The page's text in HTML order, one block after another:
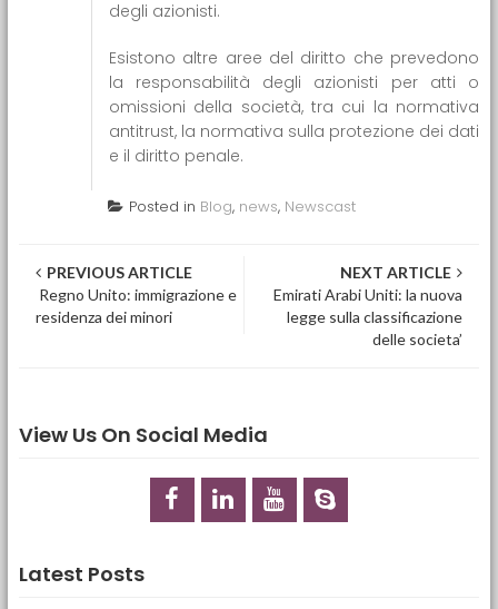
degli azionisti.
Esistono altre aree del diritto che prevedono
la responsabilità degli azionisti per atti o
omissioni della società, tra cui la normativa
antitrust, la normativa sulla protezione dei dati
e il diritto penale.
Posted in Blog, news, Newscast
Post navigation
PREVIOUS ARTICLE
Regno Unito: immigrazione e
residenza dei minori
NEXT ARTICLE
Emirati Arabi Uniti: la nuova
legge sulla classificazione
delle societa’
View Us On Social Media
Latest Posts